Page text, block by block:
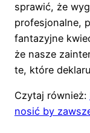
sprawić, że
profesjonalne,
fantazyjne
że nasze
te, które
Czytaj również:
nosić by